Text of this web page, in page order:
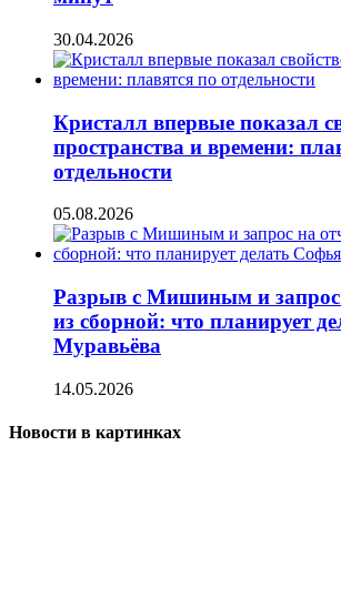
30.04.2026
Кристалл впервые показал
пространства и времени:
отдельности
05.08.2026
Разрыв с Мишиным и запрос
из сборной: что планирует
Муравьёва
14.05.2026
Новости в картинках